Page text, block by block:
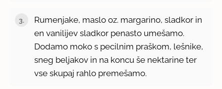
Rumenjake, maslo oz. margarino, sladkor in
en vanilijev sladkor penasto umešamo.
Dodamo moko s pecilnim praškom, lešnike,
sneg beljakov in na koncu še nektarine ter
vse skupaj rahlo premešamo.